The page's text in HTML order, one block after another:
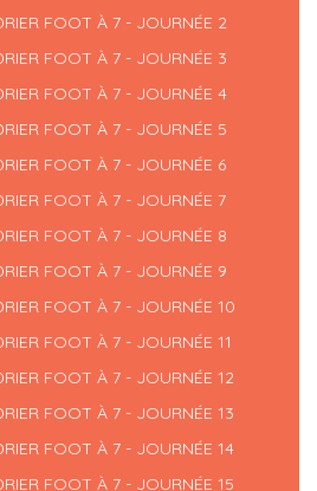
FOOT À 7 - JOURNÉE 2
FOOT À 7 - JOURNÉE 3
FOOT À 7 - JOURNÉE 4
FOOT À 7 - JOURNÉE 5
FOOT À 7 - JOURNÉE 6
FOOT À 7 - JOURNÉE 7
FOOT À 7 - JOURNÉE 8
FOOT À 7 - JOURNÉE 9
FOOT À 7 - JOURNÉE 10
FOOT À 7 - JOURNÉE 11
FOOT À 7 - JOURNÉE 12
FOOT À 7 - JOURNÉE 13
FOOT À 7 - JOURNÉE 14
FOOT À 7 - JOURNÉE 15